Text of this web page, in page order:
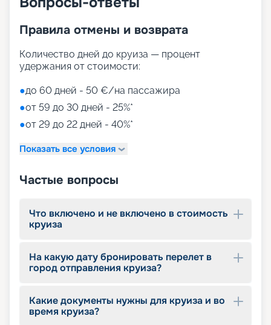
сауну, термальные комнаты, солярий, лечебные
многочисленных шоу выделяются выступления
туристов ждут интерактивный кинотеатр XD
Dark Ride, променад под цифровым куполом,
самые яркие впечатления остаются от
увлекательных экскурсий в интереснейших
оборудованы разновозрастные клубы и игровые
«Круиз.онлайн»
Маршруты MSC Meraviglia в 2026 - 2027 годах
пролегают у берегов Америки. На нашем сайте
круизов, схемы палуб, цены на путевки,
описание кают, фото интерьеров. Опытные
помогут вам подобрать оптимальный вариант,
оформить документы, будут оказывать
Правила отмены и возврата
Количество дней до круиза — процент
удержания от стоимости:
●до 60 дней - 50 €/на пассажира
●от 59 до 30 дней - 25%*
●от 29 до 22 дней - 40%*
Показать все условия
Частые вопросы
Что включено и не включено в стоимость
круиза
На какую дату бронировать перелет в
город отправления круиза?
Какие документы нужны для круиза и во
время круиза?